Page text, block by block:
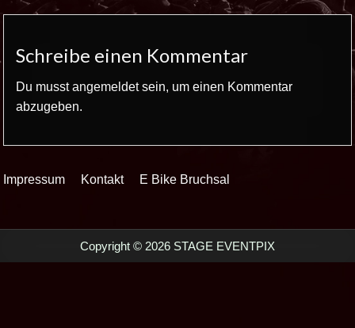
Navigation
Schreibe einen Kommentar
Du musstangemeldetsein, um einen Kommentar
abzugeben.
Impressum Kontakt E Bike Bruchsal
Copyright © 2026 STAGE EVENTPIX